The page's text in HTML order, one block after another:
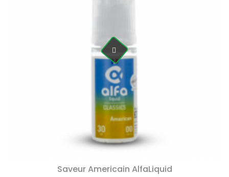
Saveur Americain AlfaLiquid